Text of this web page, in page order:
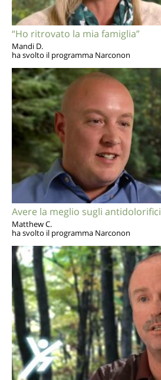
“Ho ritrovato la mia famiglia”
Mandi D.
ha svolto il programma Narconon
Avere la meglio sugli antidolorifici
Matthew C.
ha svolto il programma Narconon